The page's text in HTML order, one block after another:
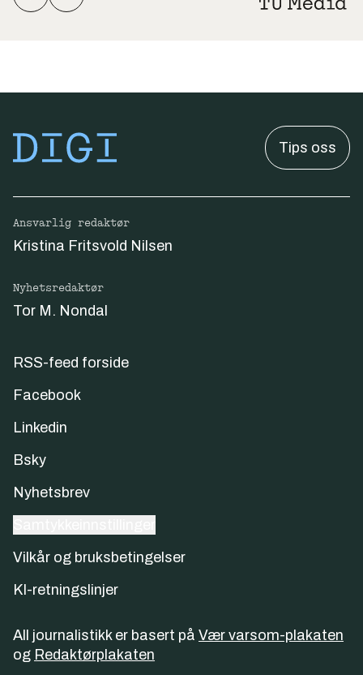
Tips oss
Ansvarlig redaktør
Kristina Fritsvold Nilsen
Nyhetsredaktør
Tor M. Nondal
RSS-feed forside
Facebook
Linkedin
Bsky
Nyhetsbrev
Vilkår og bruksbetingelser
KI-retningslinjer
All journalistikk er basert på Vær varsom-plakaten
og Redaktørplakaten